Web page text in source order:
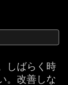
しばらく時
。改善しな